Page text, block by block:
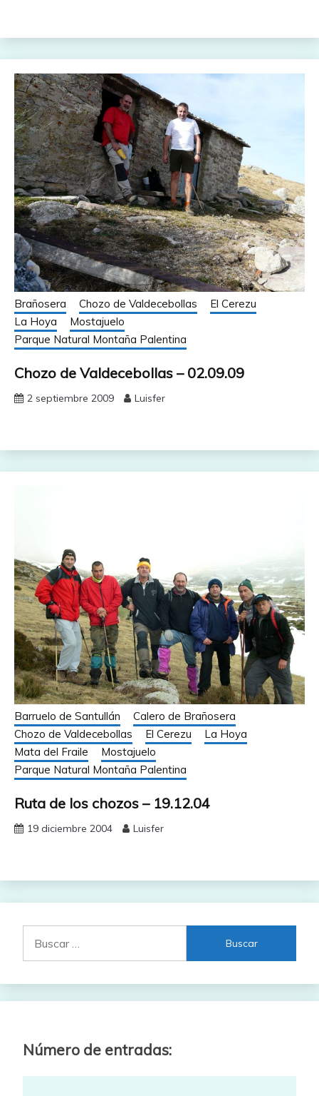
Brañosera Chozo de Valdecebollas
El Cerezu
La Hoya
Mostajuelo
Parque Natural Montaña Palentina
Chozo de Valdecebollas – 02.09.09
2 septiembre 2009 Luisfer
Barruelo de Santullán
Calero de Brañosera
Chozo de Valdecebollas
El Cerezu
La Hoya
Mata del Fraile
Mostajuelo
Parque Natural Montaña Palentina
Ruta de los chozos – 19.12.04
19 diciembre 2004 Luisfer
Número de entradas: